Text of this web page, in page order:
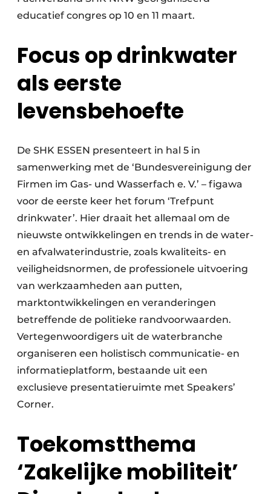
educatief congres op 10 en 11 maart.
Focus op drinkwater
als eerste
levensbehoefte
De SHK ESSEN presenteert in hal 5 in
samenwerking met de ‘Bundesvereinigung der
Firmen im Gas- und Wasserfach e. V.’ – figawa
voor de eerste keer het forum ‘Trefpunt
drinkwater’. Hier draait het allemaal om de
nieuwste ontwikkelingen en trends in de water-
en afvalwaterindustrie, zoals kwaliteits- en
veiligheidsnormen, de professionele uitvoering
van werkzaamheden aan putten,
marktontwikkelingen en veranderingen
betreffende de politieke randvoorwaarden.
Vertegenwoordigers uit de waterbranche
organiseren een holistisch communicatie- en
informatieplatform, bestaande uit een
exclusieve presentatieruimte met Speakers’
Corner.
Toekomstthema
‘Zakelijke mobiliteit’